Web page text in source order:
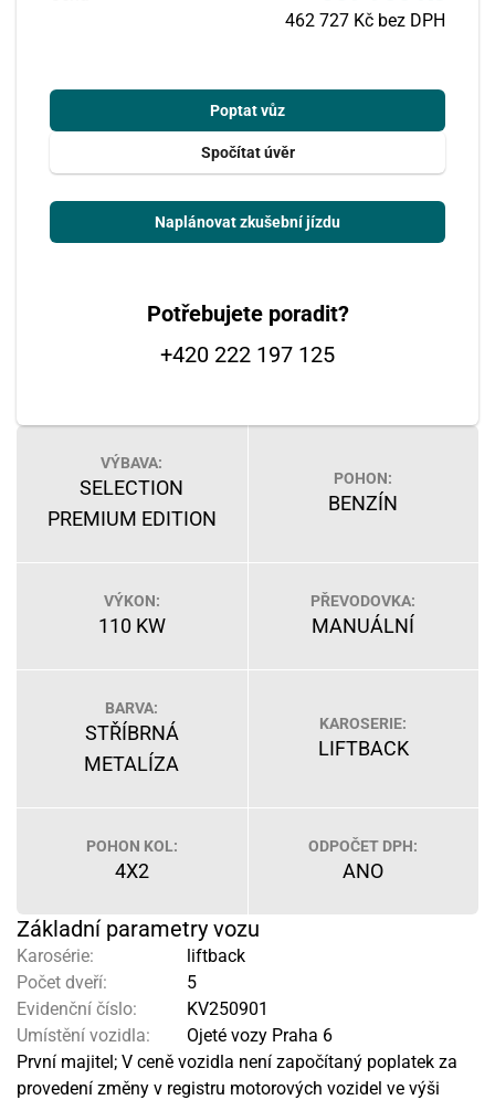
462 727 Kč bez DPH
Poptat vůz
Spočítat úvěr
Naplánovat zkušební jízdu
Potřebujete poradit?
+420 222 197 125
VÝBAVA:
SELECTION
PREMIUM EDITION
POHON:
BENZÍN
VÝKON:
110 KW
PŘEVODOVKA:
MANUÁLNÍ
BARVA:
STŘÍBRNÁ
METALÍZA
KAROSERIE:
LIFTBACK
POHON KOL:
4X2
ODPOČET DPH:
ANO
Základní parametry vozu
Karosérie:
liftback
Počet dveří:
5
Evidenční číslo:
KV250901
Umístění vozidla:
Ojeté vozy Praha 6
První majitel; V ceně vozidla není započítaný poplatek za
provedení změny v registru motorových vozidel ve výši